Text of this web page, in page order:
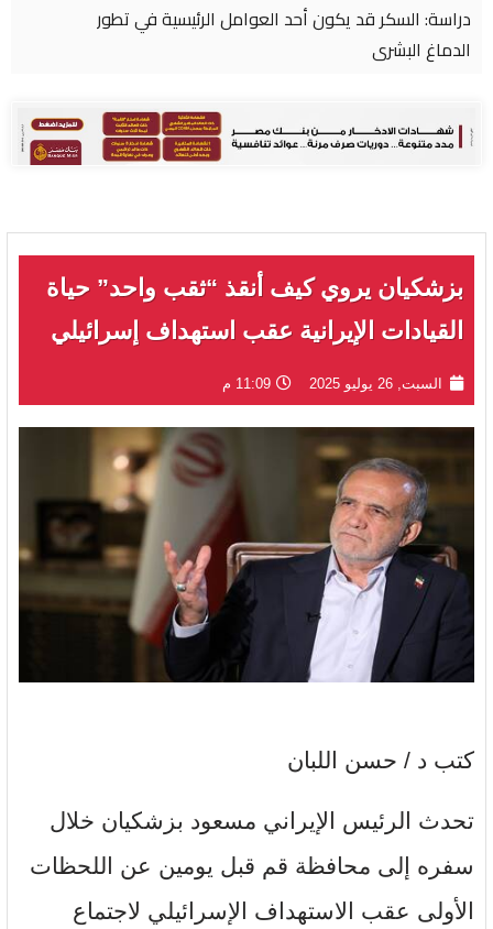
دراسة: السكر قد يكون أحد العوامل الرئيسية في تطور
الدماغ البشري
بزشكيان يروي كيف أنقذ “ثقب واحد” حياة
القيادات الإيرانية عقب استهداف إسرائيلي
السبت, 26 يوليو 2025 11:09 م
كتب د / حسن اللبان
تحدث الرئيس الإيراني مسعود بزشكيان خلال
سفره إلى محافظة قم قبل يومين عن اللحظات
الأولى عقب الاستهداف الإسرائيلي لاجتماع